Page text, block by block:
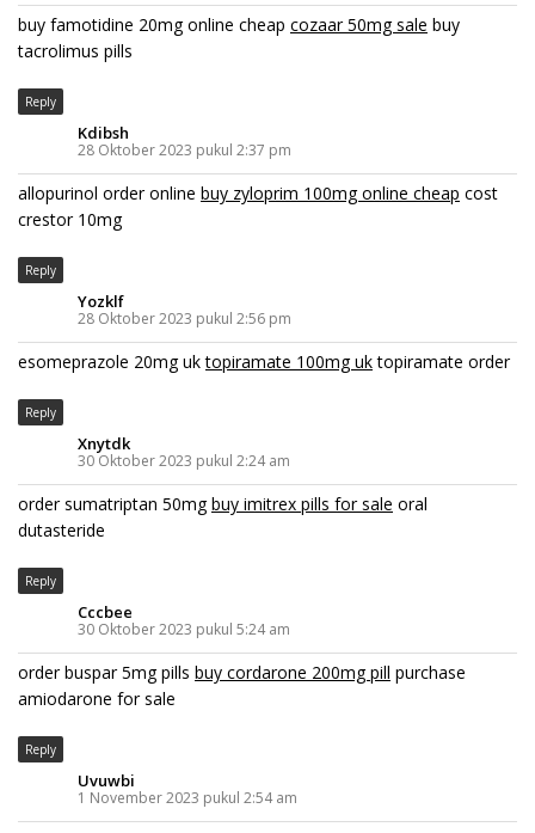
buy famotidine 20mg online cheap cozaar 50mg sale buy
tacrolimus pills
Reply
Kdibsh
28 Oktober 2023 pukul 2:37 pm
allopurinol order online buy zyloprim 100mg online cheap cost
crestor 10mg
Reply
Yozklf
28 Oktober 2023 pukul 2:56 pm
esomeprazole 20mg uktopiramate 100mg uktopiramate order
Reply
Xnytdk
30 Oktober 2023 pukul 2:24 am
order sumatriptan 50mgbuy imitrex pills for sale oral
dutasteride
Reply
Cccbee
30 Oktober 2023 pukul 5:24 am
order buspar 5mg pills buy cordarone 200mg pill purchase
amiodarone for sale
Reply
Uvuwbi
1 November 2023 pukul 2:54 am